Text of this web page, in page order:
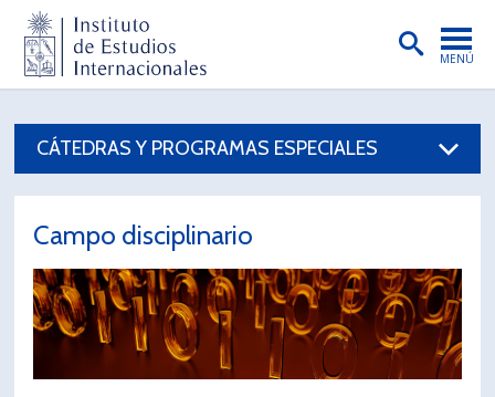
MENÚ
INSTITUTO
POSTGRADO
INVESTIGACIÓN
EXTENSIÓN
PUBLICACIONES
CÁTEDRAS Y PROGRAMAS ESPECIALES
Campo disciplinario